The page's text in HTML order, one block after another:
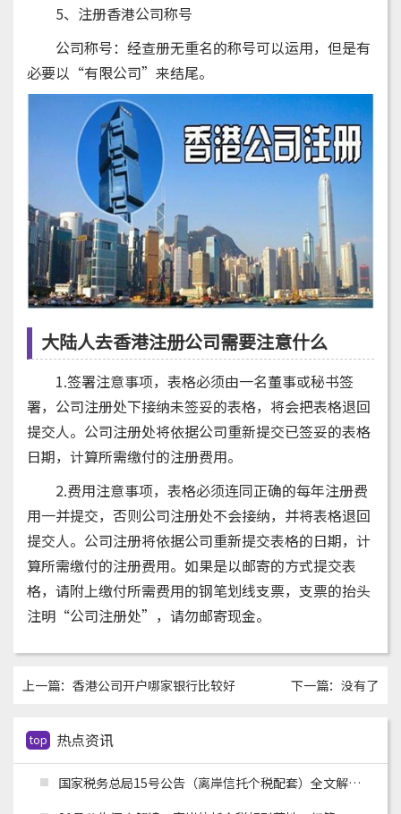
5、注册香港公司称号
公司称号：经查册无重名的称号可以运用，但是有
必要以“有限公司”来结尾。
大陆人去香港注册公司需要注意什么
1.签署注意事项，表格必须由一名董事或秘书签
署，公司注册处下接纳未签妥的表格，将会把表格退回
提交人。公司注册处将依据公司重新提交已签妥的表格
日期，计算所需缴付的注册费用。
2.费用注意事项，表格必须连同正确的每年注册费
用一并提交，否则公司注册处不会接纳，并将表格退回
提交人。公司注册将依据公司重新提交表格的日期，计
算所需缴付的注册费用。如果是以邮寄的方式提交表
格，请附上缴付所需费用的钢笔划线支票，支票的抬头
注明“公司注册处”，请勿邮寄现金。
上一篇： 香港公司开户哪家银行比较好 下一篇：没有了
top 热点资讯
国家税务总局15号公告（离岸信托个税配套）全文解读：申报主体、时间节点、追溯资料与跨境架构整改